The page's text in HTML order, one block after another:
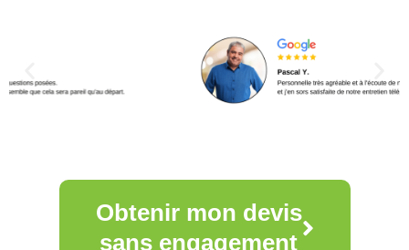
Obtenir mon devis
sans engagement